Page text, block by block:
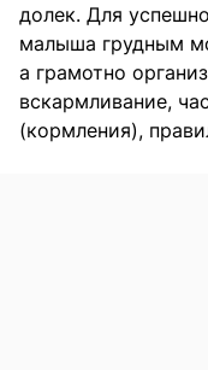
долек. Для
малыша грудным
а грамотно
вскармливание,
(кормления),